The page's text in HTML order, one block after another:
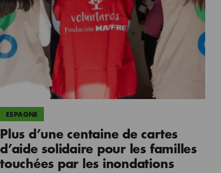
ESPAGNE
Plus d’une centaine de cartes
d’aide solidaire pour les familles
touchées par les inondations